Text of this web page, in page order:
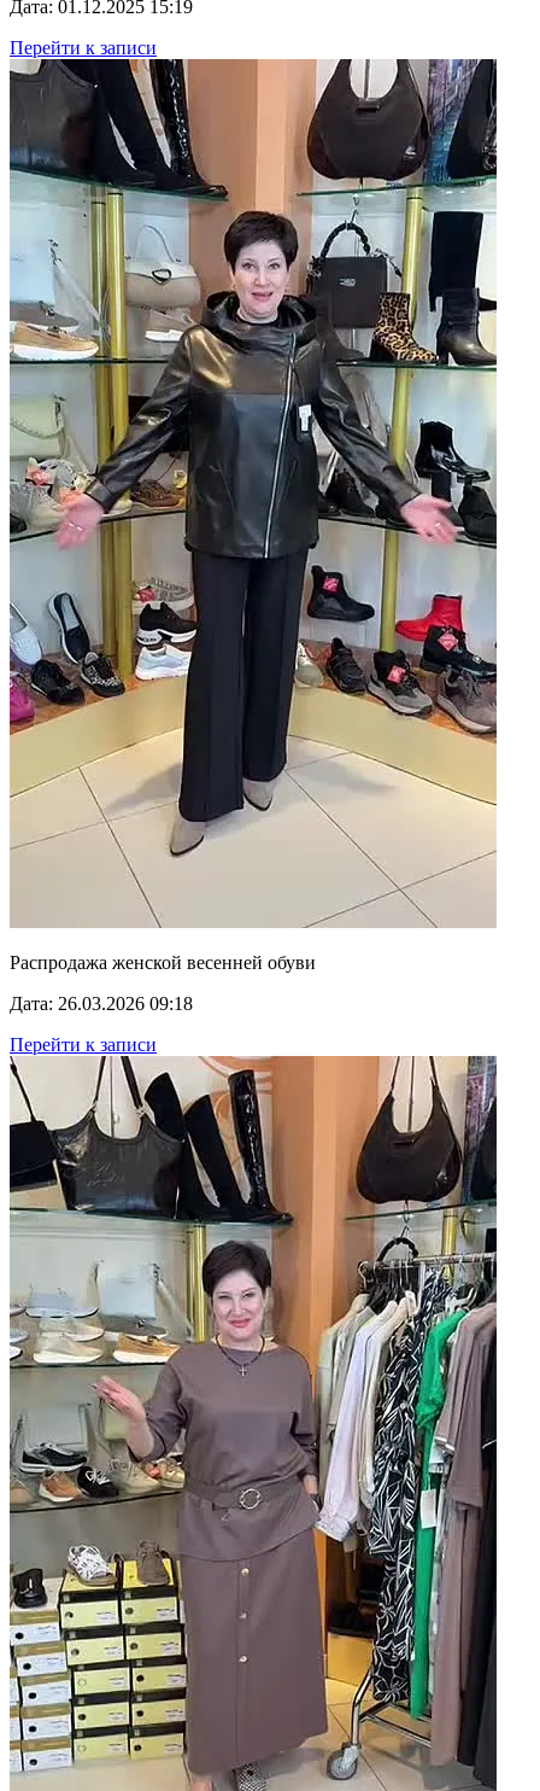
Дата: 01.12.2025 15:19
Перейти к записи
Распродажа женской весенней обуви
Дата: 26.03.2026 09:18
Перейти к записи